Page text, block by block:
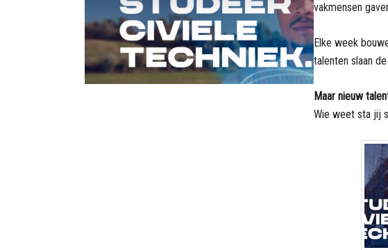
vakmensen
Elke week
talenten slaan
Maar nieuw
Wie weet sta jij